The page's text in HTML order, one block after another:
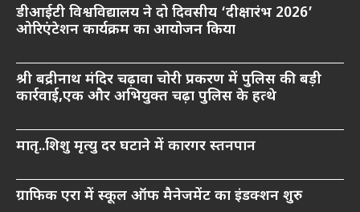
डीआईटी विश्वविद्यालय ने दो दिवसीय ‘दीक्षारंभ 2026’
ओरिएंटेशन कार्यक्रम का आयोजन किया
श्री बद्रीनाथ मंदिर चढ़ावा चोरी प्रकरण में पुलिस की बड़ी
कार्रवाई,एक और अभियुक्त चढ़ा पुलिस के हत्थे
मातृ..शिशु मृत्यु दर घटाने में कारगर स्तनपान
ग्राफिक एरा में स्कूल ऑफ मैनेजमेंट का इंडक्शन शुरु